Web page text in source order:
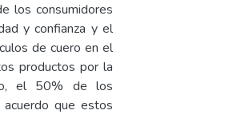
los consumidores
y confianza y el
de cuero en el
productos por la
el 50% de los
que estos